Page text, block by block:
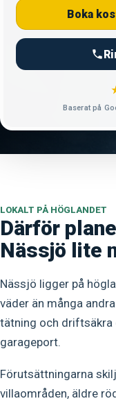
Boka
Baserat på
LOKALT PÅ HÖGLANDET
Därför
Nässjö lite
Nässjö ligger på
väder än många
tätning och driftsäkra
garageport.
Förutsättningarna
villaområden, äldre